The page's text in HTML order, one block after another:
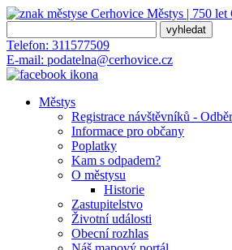
Městys | 750 let
Telefon: 311577509
E-mail: podatelna@cerhovice.cz
Městys
Registrace návštěvníků -
Informace pro občany
Poplatky
Kam s odpadem?
O městysu
Historie
Zastupitelstvo
Životní události
Obecní rozhlas